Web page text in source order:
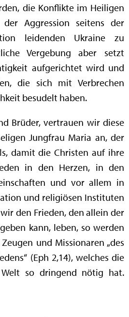
die Konflikte im Heiligen
Aggression seitens der
leidenden Ukraine zu
Vergebung aber setzt
aufgerichtet wird und
die sich mit Verbrechen
besudelt haben.
Brüder, vertrauen wir diese
Jungfrau Maria an, der
damit die Christen auf ihre
in den Herzen, in den
und vor allem in
und religiösen Instituten
den Frieden, den allein der
kann, leben, so werden
und Missionaren „des
(Eph 2,14), welches die
so dringend nötig hat.